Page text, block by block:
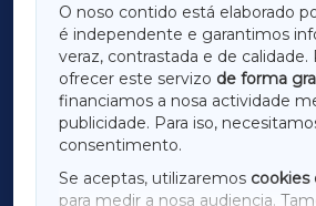
O noso contido está elaborado
é independente e garantimos
veraz, contrastada e de calidade.
ofrecer este servizo de forma
financiamos a nosa actividade
publicidade. Para iso,
consentimento.
Se aceptas, utilizaremos cookies
para medir a nosa audiencia.
LUGOXA
TERRACHAXA